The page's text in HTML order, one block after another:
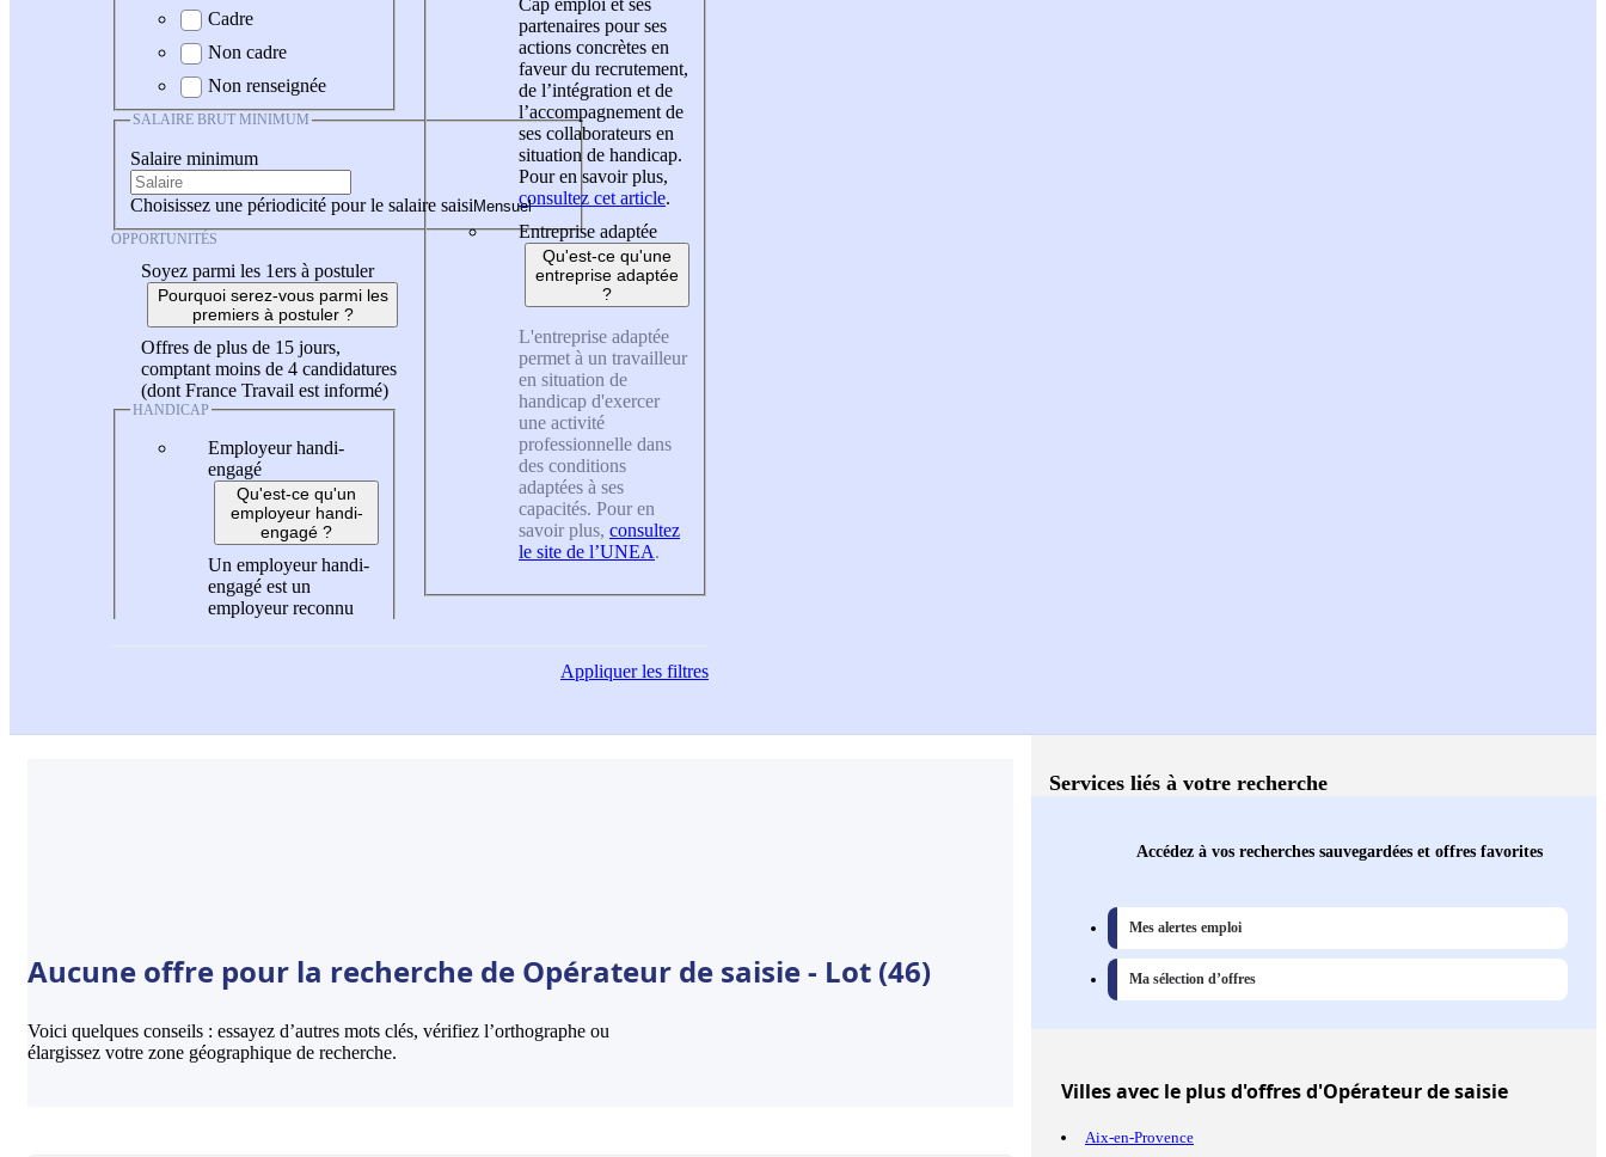
Cadre
Non cadre
Non renseignée
SALAIRE BRUT MINIMUM
Salaire minimum
Choisissez une périodicité pour le salaire saisi
OPPORTUNITÉS
Soyez parmi les 1ers à postuler
Pourquoi serez-vous parmi les
premiers à postuler ?
Offres de plus de 15 jours,
comptant moins de 4 candidatures
(dont France Travail est informé)
HANDICAP
Employeur handi-
engagé
Qu'est-ce qu'un
employeur handi-
engagé ?
Un employeur handi-
engagé est un
employeur reconnu
partenaires pour ses
actions concrètes en
faveur du recrutement,
de l’intégration et de
l’accompagnement de
ses collaborateurs en
situation de handicap.
Pour en savoir plus,
consultez cet article.
Entreprise adaptée
Qu'est-ce qu'une
entreprise adaptée
?
L'entreprise adaptée
permet à un travailleur
en situation de
handicap d'exercer
une activité
professionnelle dans
des conditions
adaptées à ses
capacités. Pour en
savoir plus, consultez
le site de l’UNEA.
Appliquerles filtres
Aucune offre pour la recherche de Opérateur de saisie - Lot (46)
Voici quelques conseils : essayez d’autres mots clés, vérifiez l’orthographe ou
élargissez votre zone géographique de recherche.
Services liés à votre recherche
Accédez à vos recherches sauvegardées et offres favorites
Mes alertes emploi
Ma sélection d’offres
Villesavec le plus d'offres d'Opérateur de saisie
Aix-en-Provence